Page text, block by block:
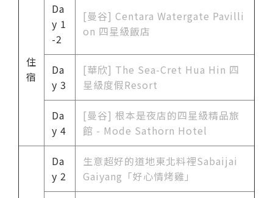
住
宿
Da
y 1
-2
[曼谷] Centara Watergate Pavilli
on 四星級飯店
Da
y 3
[華欣] The Sea-Cret Hua Hin 四
星級度假Resort
Da
y 4
[曼谷] 根本是夜店的四星級精品旅
館 - Mode Sathorn Hotel
Da
y 2
生意超好的道地東北料裡Sabaijai
Gaiyang「好心情烤雞」